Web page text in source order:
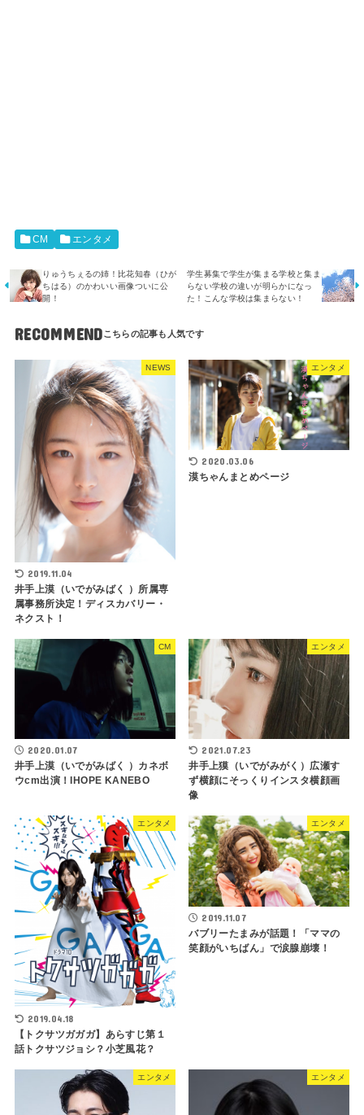
CM エンタメ
りゅうちぇるの姉！比花知春（ひが
ちはる）のかわいい画像ついに公
開！
学生募集で学生が集まる学校と集ま
らない学校の違いが明らかになっ
た！こんな学校は集まらない！
RECOMMEND
NEWS
2019.11.04
井手上漠（いでがみばく ）所属専
属事務所決定！ディスカバリー・
ネクスト！
エンタメ
2020.03.06
漠ちゃんまとめページ
CM
2020.01.07
井手上漠（いでがみばく ）カネボ
ウcm出演！IHOPE KANEBO
エンタメ
2021.07.23
井手上獏（いでがみがく）広瀬す
ず横顔にそっくりインスタ横顔画
像
エンタメ
2019.04.18
【トクサツガガガ】あらすじ第１
話トクサツジョシ？小芝風花？
エンタメ
2019.11.07
バブリーたまみが話題！「ママの
笑顔がいちばん」で涙腺崩壊！
エンタメ エンタメ